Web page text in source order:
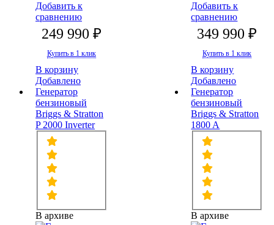
Добавить к
сравнению
249 990 ₽
Купить в 1 клик
В корзину
Добавлено
Добавить к
сравнению
349 990 ₽
Купить в 1 клик
В корзину
Добавлено
Генератор
бензиновый
Briggs & Stratton
P 2000 Inverter
В архиве
Генератор
бензиновый
Briggs & Stratton
1800 A
В архиве